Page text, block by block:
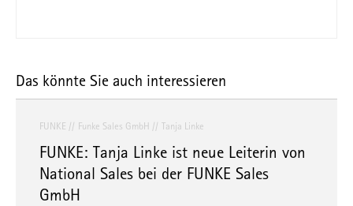
Das könnte Sie auch interessieren
FUNKE Funke Sales GmbH Tanja Linke
FUNKE: Tanja Linke ist neue Leiterin von
National Sales bei der FUNKE Sales
GmbH